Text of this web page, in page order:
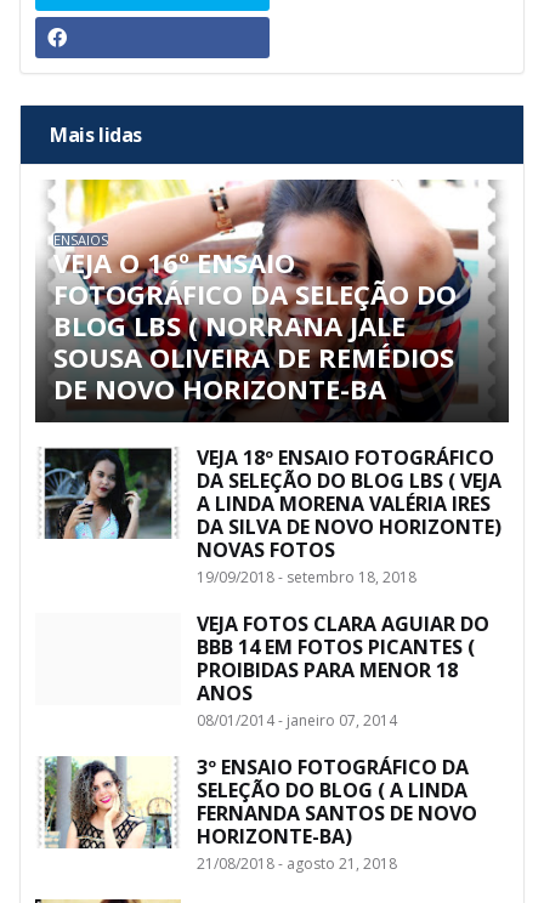
Mais lidas
ENSAIOS
VEJA O 16º ENSAIO
FOTOGRÁFICO DA SELEÇÃO DO
BLOG LBS ( NORRANA JALE
SOUSA OLIVEIRA DE REMÉDIOS
DE NOVO HORIZONTE-BA
VEJA 18º ENSAIO FOTOGRÁFICO
DA SELEÇÃO DO BLOG LBS ( VEJA
A LINDA MORENA VALÉRIA IRES
DA SILVA DE NOVO HORIZONTE)
NOVAS FOTOS
19/09/2018 - setembro 18, 2018
VEJA FOTOS CLARA AGUIAR DO
BBB 14 EM FOTOS PICANTES (
PROIBIDAS PARA MENOR 18
ANOS
08/01/2014 - janeiro 07, 2014
3º ENSAIO FOTOGRÁFICO DA
SELEÇÃO DO BLOG ( A LINDA
FERNANDA SANTOS DE NOVO
HORIZONTE-BA)
21/08/2018 - agosto 21, 2018